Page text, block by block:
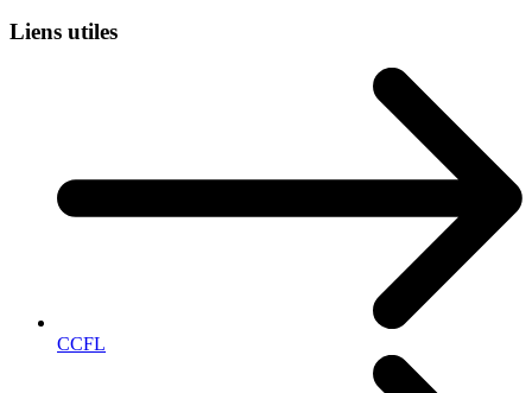
Liens utiles
CCFL